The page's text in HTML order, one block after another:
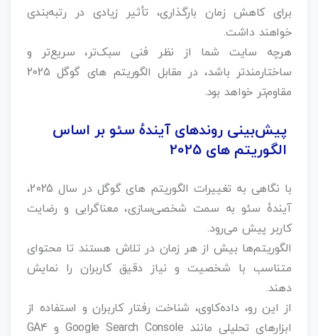
برای کاهش زمان بارگذاری، تأثیر زیادی در رتبه‌بندی
خواهند داشت.
هرچه سایت شما از نظر فنی سبک‌تر، سریع‌تر و
ساختارمندتر باشد، در مقابل الگوریتم‌ های گوگل 2025
مقاوم‌تر خواهد بود.
پیش‌بینی روندهای آیندهٔ سئو بر اساس
الگوریتم‌ های 2025
با نگاهی به تغییرات الگوریتم‌ های گوگل در سال 2025،
آیندهٔ سئو به سمت شخصی‌سازی، معناگرایی و رضایت
کاربر پیش می‌رود.
الگوریتم‌ها بیش از هر زمان در تلاش هستند تا محتوای
متناسب با شخصیت و نیاز دقیق کاربران را نمایش
دهند.
از این رو، داده‌کاوی، شناخت رفتار کاربران و استفاده از
ابزارهای تحلیلی مانند Google Search Console و GA4